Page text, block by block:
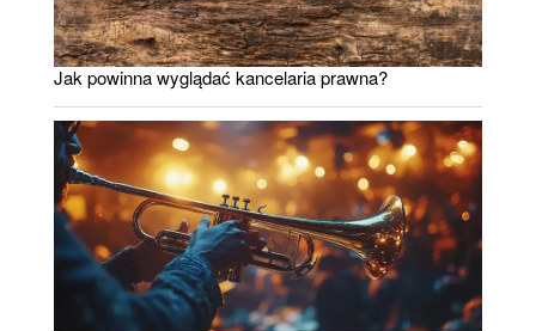
Jak powinna wyglądać kancelaria prawna?